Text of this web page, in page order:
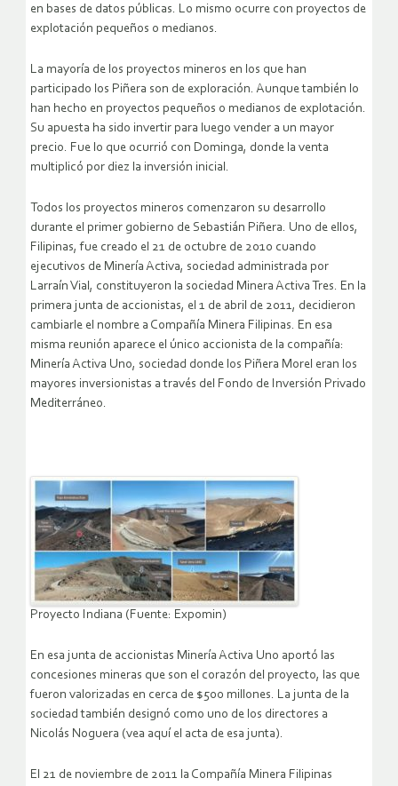
en bases de datos públicas. Lo mismo ocurre con proyectos de
explotación pequeños o medianos.
La mayoría de los proyectos mineros en los que han
participado los Piñera son de exploración. Aunque también lo
han hecho en proyectos pequeños o medianos de explotación.
Su apuesta ha sido invertir para luego vender a un mayor
precio. Fue lo que ocurrió con Dominga, donde la venta
multiplicó por diez la inversión inicial.
Todos los proyectos mineros comenzaron su desarrollo
durante el primer gobierno de Sebastián Piñera. Uno de ellos,
Filipinas, fue creado el 21 de octubre de 2010 cuando
ejecutivos de Minería Activa, sociedad administrada por
Larraín Vial, constituyeron la sociedad Minera Activa Tres. En la
primera junta de accionistas, el 1 de abril de 2011, decidieron
cambiarle el nombre a Compañía Minera Filipinas. En esa
misma reunión aparece el único accionista de la compañía:
Minería Activa Uno, sociedad donde los Piñera Morel eran los
mayores inversionistas a través del Fondo de Inversión Privado
Mediterráneo.
Proyecto Indiana (Fuente: Expomin)
En esa junta de accionistas Minería Activa Uno aportó las
concesiones mineras que son el corazón del proyecto, las que
fueron valorizadas en cerca de $500 millones. La junta de la
sociedad también designó como uno de los directores a
Nicolás Noguera (vea aquí el acta de esa junta).
El 21 de noviembre de 2011 la Compañía Minera Filipinas